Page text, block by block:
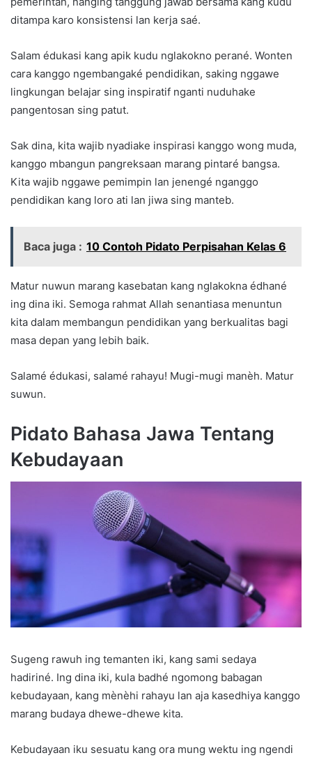
ditampa karo konsistensi lan kerja saé.
Salam édukasi kang apik kudu nglakokno perané. Wonten
cara kanggo ngembangaké pendidikan, saking nggawe
lingkungan belajar sing inspiratif nganti nuduhake
pangentosan sing patut.
Sak dina, kita wajib nyadiake inspirasi kanggo wong muda,
kanggo mbangun pangreksaan marang pintaré bangsa.
Kita wajib nggawe pemimpin lan jenengé nganggo
pendidikan kang loro ati lan jiwa sing manteb.
Baca juga : 10 Contoh Pidato Perpisahan Kelas 6
Matur nuwun marang kasebatan kang nglakokna édhané
ing dina iki. Semoga rahmat Allah senantiasa menuntun
kita dalam membangun pendidikan yang berkualitas bagi
masa depan yang lebih baik.
Salamé édukasi, salamé rahayu! Mugi-mugi manèh. Matur
suwun.
Pidato Bahasa Jawa Tentang
Kebudayaan
Sugeng rawuh ing temanten iki, kang sami sedaya
hadiriné. Ing dina iki, kula badhé ngomong babagan
kebudayaan, kang mènèhi rahayu lan aja kasedhiya kanggo
marang budaya dhewe-dhewe kita.
Kebudayaan iku sesuatu kang ora mung wektu ing ngendi